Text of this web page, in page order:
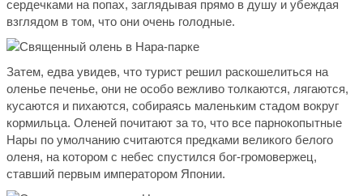
сердечками на попах, заглядывая прямо в душу и убеждая
взглядом в том, что они очень голодные.
Затем, едва увидев, что турист решил раскошелиться на
оленье печенье, они не особо вежливо толкаются, лягаются,
кусаются и пихаются, собираясь маленьким стадом вокруг
кормильца. Оленей почитают за то, что все парнокопытные
Нары по умолчанию считаются предками великого белого
оленя, на котором с небес спустился бог-громовержец,
ставший первым императором Японии.